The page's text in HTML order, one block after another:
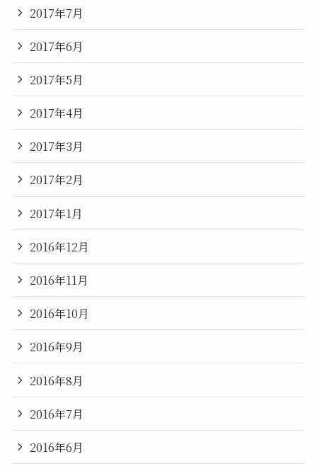
2017年7月
2017年6月
2017年5月
2017年4月
2017年3月
2017年2月
2017年1月
2016年12月
2016年11月
2016年10月
2016年9月
2016年8月
2016年7月
2016年6月